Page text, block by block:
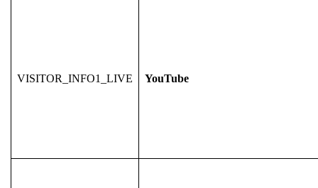
VISITOR_INFO1_LIVE YouTube